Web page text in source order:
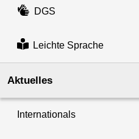
DGS
Leichte Sprache
Aktuelles
Internationals